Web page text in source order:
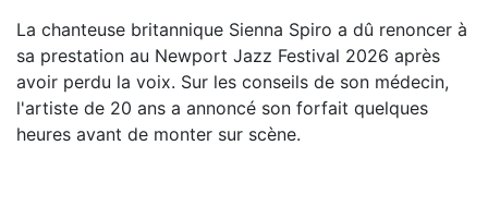
La chanteuse britannique Sienna Spiro a dû renoncer à
sa prestation au Newport Jazz Festival 2026 après
avoir perdu la voix. Sur les conseils de son médecin,
l'artiste de 20 ans a annoncé son forfait quelques
heures avant de monter sur scène.